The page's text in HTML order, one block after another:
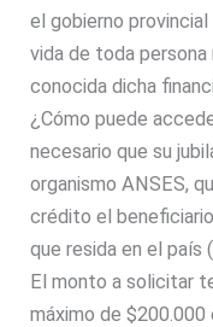
el gobierno
vida de toda persona
conocida dicha
¿Cómo puede
necesario que su
organismo ANSES,
crédito el
que resida en el país
El monto a solicitar
máximo de